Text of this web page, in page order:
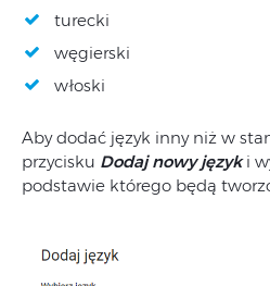
turecki
węgierski
włoski
Aby dodać język inny niż w
przycisku Dodaj nowy języki
podstawie którego będą